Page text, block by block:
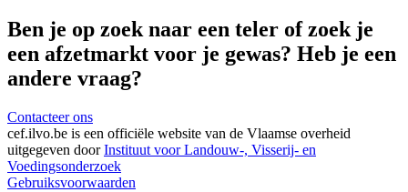
Ben je op zoek naar een teler of zoek je
een afzetmarkt voor je gewas? Heb je een
andere vraag?
Contacteer ons
cef.ilvo.be is een officiële website van de Vlaamse overheid
uitgegeven doorInstituut voor Landouw-, Visserij- en
Voedingsonderzoek
Gebruiksvoorwaarden